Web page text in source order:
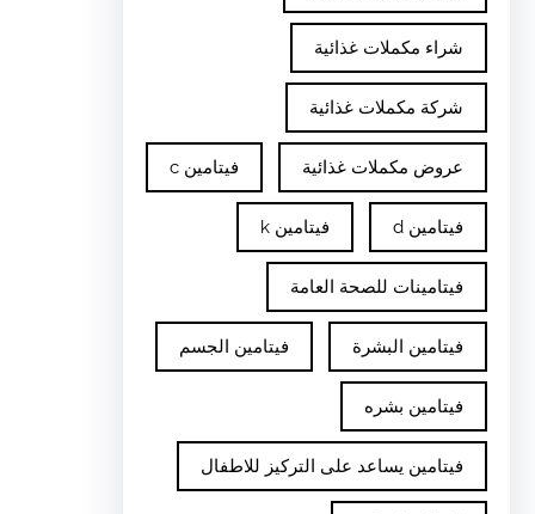
شراء مكملات غذائية
شركة مكملات غذائية
عروض مكملات غذائية فيتامين c
فيتامين d فيتامين k
فيتامينات للصحة العامة
فيتامين البشرة فيتامين الجسم
فيتامين بشره
فيتامين يساعد على التركيز للاطفال